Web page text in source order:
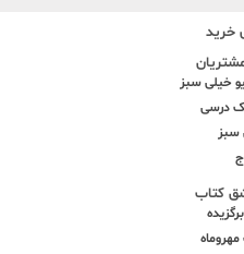
خرید
خیلی سبز
درسی
سبز
کتاب
مهروماه